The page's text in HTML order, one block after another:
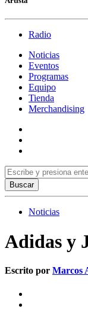
Radio
Noticias
Eventos
Programas
Equipo
Tienda
Merchandising
Noticias
Adidas y
Escrito por Marcos